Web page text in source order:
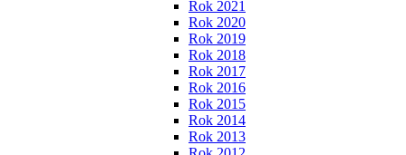
Rok 2021
Rok 2020
Rok 2019
Rok 2018
Rok 2017
Rok 2016
Rok 2015
Rok 2014
Rok 2013